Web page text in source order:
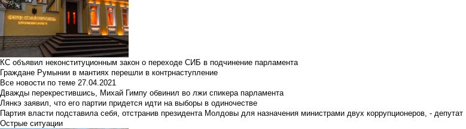
КС объявил неконституционным закон о переходе СИБ в подчинение парламента
Граждане Румынии в мантиях перешли в контрнаступление
Все новости по теме 27.04.2021
Дважды перекрестившись, Михай Гимпу обвинил во лжи спикера парламента
Лянкэ заявил, что его партии придется идти на выборы в одиночестве
Партия власти подставила себя, отстранив президента Молдовы для назначения министрами двух коррупционеров, - депутат
Острые ситуации